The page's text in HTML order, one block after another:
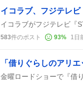
583件のポスト 93% 1日
「借りぐらしのアリ